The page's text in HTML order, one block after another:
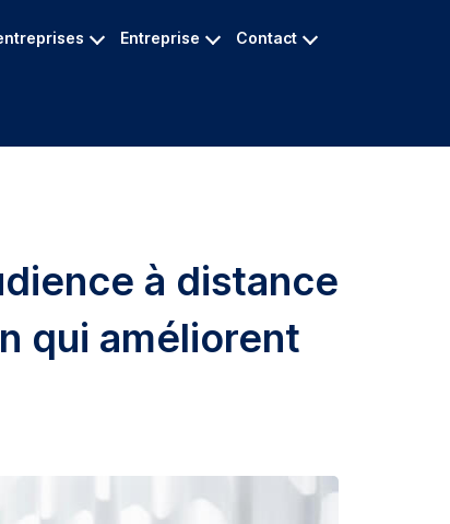
Entreprise Contact
à distance
qui améliorent